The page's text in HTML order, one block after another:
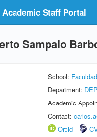
Staff Portal
Sampaio
School:
Department:
Academic
Contact:
Orcid